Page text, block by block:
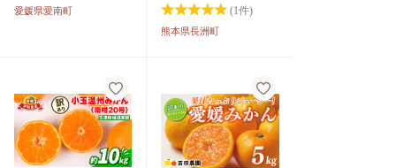
品種 あいか アイカ
国産 農家直送 特産
品 お取り寄せ ギフ
ト プレゼント お歳
暮 mikan 蜜柑 ミカン
マドンナ スマイルカ
愛媛県愛南町
ン（不知火）と同品
種 熊本県産 熊本県
(1件)
熊本県長洲町